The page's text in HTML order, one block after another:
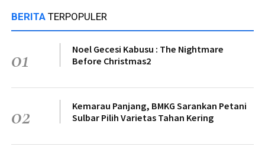
BERITA TERPOPULER
01
Noel Gecesi Kabusu : The Nightmare
Before Christmas2
02
Kemarau Panjang, BMKG Sarankan Petani
Sulbar Pilih Varietas Tahan Kering